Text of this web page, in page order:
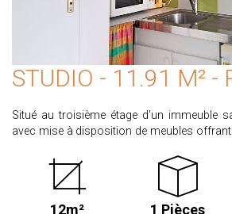
STUDIO - 11.91 M² -
Situé au troisième étage d'un immeuble
avec mise à disposition de meubles offrant
dont 30€ de provision pour l'entretien des
taxe ordures ménagères. Dépôt de
locataire : 131.01€ dont 35.73€ pour
CLASSE ENERGIE : C CLASSE CLIMAT : A Ce bien vous intéresse ?
12m² 1 Pièces